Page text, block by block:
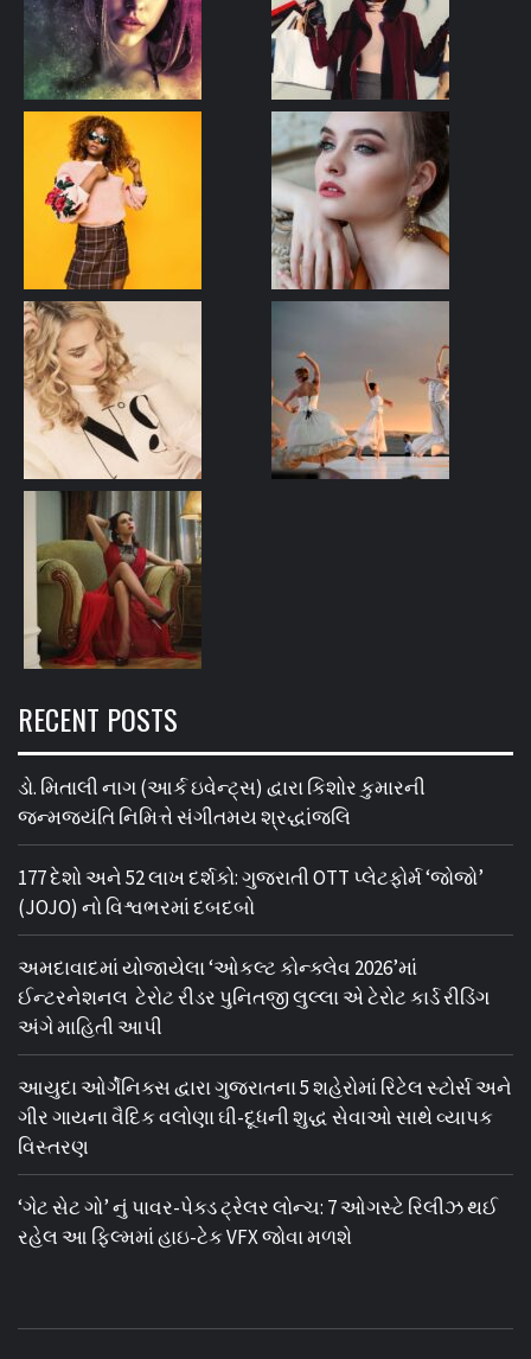
RECENT POSTS
ડો. મિતાલી નાગ (આર્ક ઇવેન્ટ્સ) દ્વારા કિશોર કુમારની
જન્મજયંતિ નિમિત્તે સંગીતમય શ્રદ્ધાંજલિ
177 દેશો અને 52 લાખ દર્શકો: ગુજરાતી OTT પ્લેટફોર્મ ‘જોજો’
(JOJO) નો વિશ્વભરમાં દબદબો
અમદાવાદમાં યોજાયેલા ‘ઓકલ્ટ કોન્ક્લેવ 2026’માં
ઈન્ટરનેશનલ ટેરોટ રીડર પુનિતજી લુલ્લા એ ટેરોટ કાર્ડ રીડિંગ
અંગે માહિતી આપી
આયુદા ઓર્ગેનિક્સ દ્વારા ગુજરાતના 5 શહેરોમાં રિટેલ સ્ટોર્સ અને
ગીર ગાયના વૈદિક વલોણા ઘી-દૂધની શુદ્ધ સેવાઓ સાથે વ્યાપક
વિસ્તરણ
‘ગેટ સેટ ગો’ નું પાવર-પેક્ડ ટ્રેલર લોન્ચ: 7 ઓગસ્ટે રિલીઝ થઈ
રહેલ આ ફિલ્મમાં હાઇ-ટેક VFX જોવા મળશે